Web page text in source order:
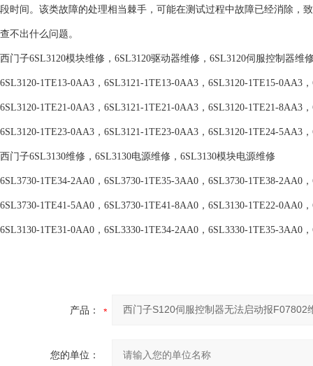
段时间。该类故障的处理相当棘手，可能在测试过程中故障已经消除，
查不出什么问题。
西门子6SL3120模块维修，6SL3120驱动器维修，6SL3120伺服控制器维
6SL3120-1TE13-0AA3，6SL3121-1TE13-0AA3，6SL3120-1TE15-0AA3
6SL3120-1TE21-0AA3，6SL3121-1TE21-0AA3，6SL3120-1TE21-8AA3
6SL3120-1TE23-0AA3，6SL3121-1TE23-0AA3，6SL3120-1TE24-5AA3
西门子6SL3130维修，6SL3130电源维修，6SL3130模块电源维修
6SL3730-1TE34-2AA0，6SL3730-1TE35-3AA0，6SL3730-1TE38-2AA0
6SL3730-1TE41-5AA0，6SL3730-1TE41-8AA0，6SL3130-1TE22-0AA0
6SL3130-1TE31-0AA0，6SL3330-1TE34-2AA0，6SL3330-1TE35-3AA0
产品：
您的单位：